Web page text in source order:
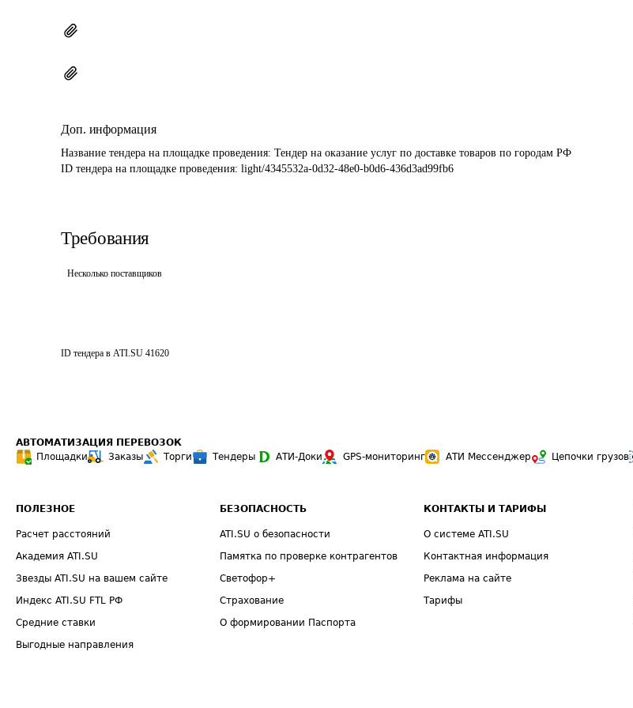
Доп. информация
Название тендера на площадке проведения: Тендер на оказание услуг по доставке товаров по городам РФ
ID тендера на площадке проведения: light/4345532a-0d32-48e0-b0d6-436d3ad99fb6
Требования
Несколько поставщиков
ID тендера в ATI.SU 41620
АВТОМАТИЗАЦИЯ ПЕРЕВОЗОК
Площадки
Заказы Торги Тендеры АТИ-Доки GPS-мониторинг АТИ Мессенджер Цепочки грузов
ПОЛЕЗНОЕ
Расчет расстояний
Академия ATI.SU
Звезды ATI.SU на вашем сайте
Индекс ATI.SU FTL РФ
Средние ставки
Выгодные направления
БЕЗОПАСНОСТЬ
ATI.SU о безопасности
Памятка по проверке контрагентов
Светофор+
Страхование
О формировании Паспорта
КОНТАКТЫ И ТАРИФЫ
О системе ATI.SU
Контактная информация
Реклама на сайте
Тарифы